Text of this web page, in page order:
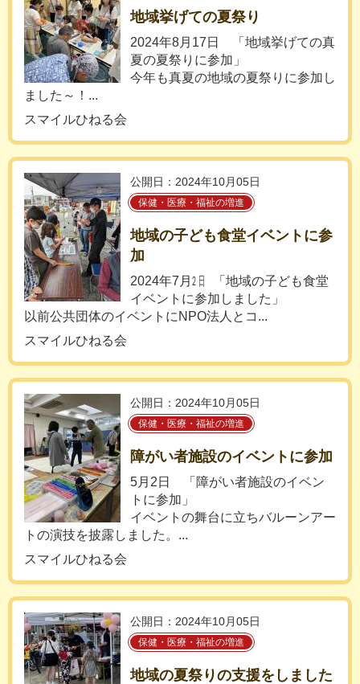
地域挙げての夏祭り
2024年8月17日 「地域挙げての真
夏の夏祭りに参加」
今年も真夏の地域の夏祭りに参加し
ました～！...
スマイルひねる会
公開日：2024年10月05日
保健・医療・福祉の増進
地域の子ども食堂イベントに参
加
2024年7月㏡ 「地域の子ども食堂
イベントに参加しました」
以前公共団体のイベントにNPO法人とコ...
スマイルひねる会
公開日：2024年10月05日
保健・医療・福祉の増進
障がい者施設のイベントに参加
5月2日 「障がい者施設のイベン
トに参加」
イベントの舞台に立ちバルーンアー
トの演技を披露しました。...
スマイルひねる会
公開日：2024年10月05日
保健・医療・福祉の増進
地域の夏祭りの支援をしました